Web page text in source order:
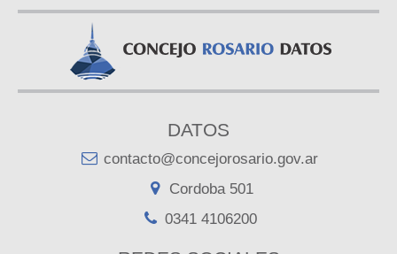
DATOS
contacto@concejorosario.gov.ar
Cordoba 501
0341 4106200